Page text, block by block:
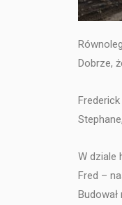
Dobrze,
W dziale
Fred –